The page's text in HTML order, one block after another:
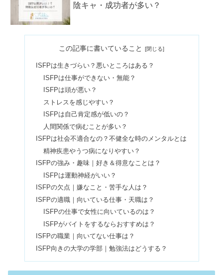
陰キャ・成功者が多い？
囲気は？心理機能や二面性も
【INTJ最強】本質を見抜く・かっこい
い！なりたい人はどうする？
ESFJは性格悪い＆嫌われる？向いて
る・向いてない仕事とは
ISTPはモテる＆最強！恋愛が向いてな
い？好きになったら好き避け？
ESFJはモテる！男女で恋愛の相性がい
いのはESFPやINFP？
この記事に書いていること
ISFPは生きづらい？悪いところはある？
ISFPは仕事ができない・無能？
ISFPは頭が悪い？
ストレスを感じやすい？
ISFPは自己肯定感が低いの？
人間関係で病むことが多い？
ISFPは社会不適合なの？不健全な時のメンタルとは
精神疾患やうつ病になりやすい？
ISFPの強み・趣味｜好き＆得意なことは？
ISFPは運動神経がいい？
ISFPの欠点｜嫌なこと・苦手な人は？
ISFPの適職｜向いている仕事・天職は？
ISFPの仕事で女性に向いているのは？
ISFPがバイトをするならおすすめは？
ISFPの職業｜向いてない仕事は？
ISFP向きの大学の学部｜勉強法はどうする？